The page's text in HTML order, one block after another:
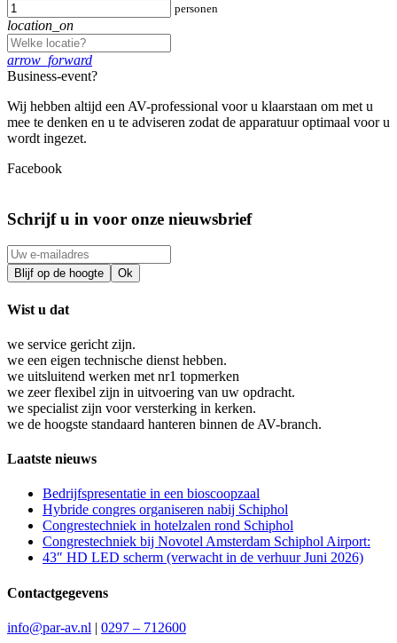
personen
location_on
arrow_forward
Business-event?
Wij hebben altijd een AV-professional voor u klaarstaan om met u
mee te denken en u te adviseren zodat de apparatuur optimaal voor u
wordt ingezet.
Facebook
Schrijf u in voor onze nieuwsbrief
Wist u dat
we service gericht zijn.
we een eigen technische dienst hebben.
we uitsluitend werken met nr1 topmerken
we zeer flexibel zijn in uitvoering van uw opdracht.
we specialist zijn voor versterking in kerken.
we de hoogste standaard hanteren binnen de AV-branch.
Laatste nieuws
Bedrijfspresentatie in een bioscoopzaal
Hybride congres organiseren nabij Schiphol
Congrestechniek in hotelzalen rond Schiphol
Congrestechniek bij Novotel Amsterdam Schiphol Airport:
43″ HD LED scherm (verwacht in de verhuur Juni 2026)
Contactgegevens
info@par-av.nl | 0297 – 712600